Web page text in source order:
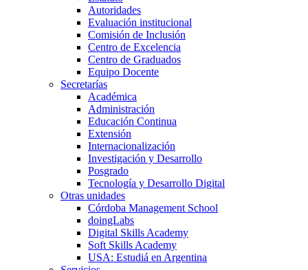
Autoridades
Evaluación institucional
Comisión de Inclusión
Centro de Excelencia
Centro de Graduados
Equipo Docente
Secretarías
Académica
Administración
Educación Continua
Extensión
Internacionalización
Investigación y Desarrollo
Posgrado
Tecnología y Desarrollo Digital
Otras unidades
Córdoba Management School
doingLabs
Digital Skills Academy
Soft Skills Academy
USA: Estudiá en Argentina